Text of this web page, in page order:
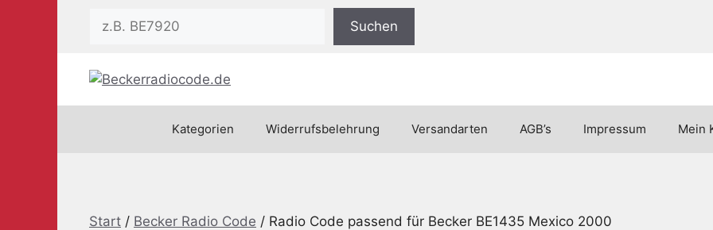
Suchen
Kategorien Widerrufsbelehrung Versandarten AGB’s Impressum Mein
Start / Becker Radio Code / Radio Code passend für Becker BE1435 Mexico 2000